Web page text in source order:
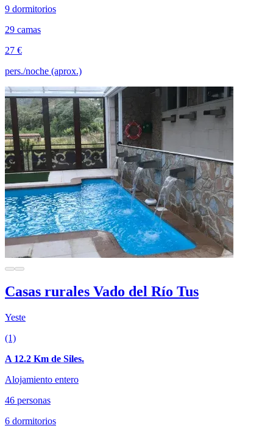
9 dormitorios
29 camas
27 €
pers./noche (aprox.)
Casas rurales Vado del Río Tus
Yeste
(1)
A 12.2 Km de Siles.
Alojamiento entero
46 personas
6 dormitorios